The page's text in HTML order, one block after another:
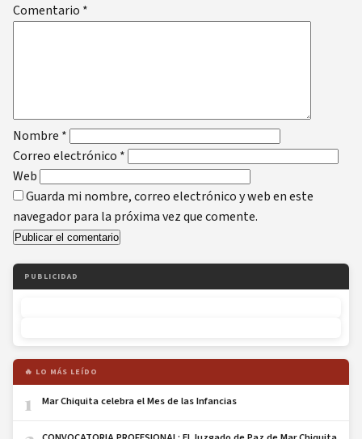
Comentario *
Nombre *
Correo electrónico *
Web
Guarda mi nombre, correo electrónico y web en este
navegador para la próxima vez que comente.
PUBLICIDAD
🔥 LO MÁS LEÍDO
1 Mar Chiquita celebra el Mes de las Infancias